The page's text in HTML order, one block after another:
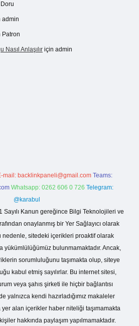
Doru
admin
Patron
Anlaşılır için admin
mail: backlinkpaneli@gmail.com Teams:
Whatsapp: 0262 606 0 726 Telegram:
@karabul
Sayılı Kanun gereğince Bilgi Teknolojileri ve
onaylanmış bir Yer Sağlayıcı olarak
nedenle, sitedeki içerikleri proaktif olarak
yükümlülüğümüz bulunmamaktadır. Ancak,
sorumluluğunu taşımakta olup, siteye
kabul etmiş sayılırlar. Bu internet sitesi,
veya şahıs şirketi ile hiçbir bağlantısı
yalnızca kendi hazırladığımız makaleler
yer alan içerikler haber niteliği taşımamakta
hakkında paylaşım yapılmamaktadır.